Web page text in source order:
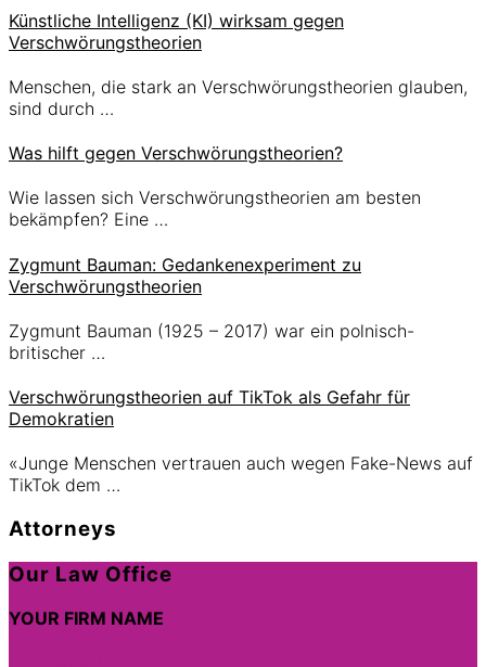
Künstliche Intelligenz (KI) wirksam gegen
Verschwörungstheorien
Menschen, die stark an Verschwörungstheorien glauben,
sind durch …
Was hilft gegen Verschwörungstheorien?
Wie lassen sich Verschwörungstheorien am besten
bekämpfen? Eine …
Zygmunt Bauman: Gedankenexperiment zu
Verschwörungstheorien
Zygmunt Bauman (1925 – 2017) war ein polnisch-
britischer …
Verschwörungstheorien auf TikTok als Gefahr für
Demokratien
«Junge Menschen vertrauen auch wegen Fake-News auf
TikTok dem …
Attorneys
Site
Footer
Our Law Office
YOUR FIRM NAME